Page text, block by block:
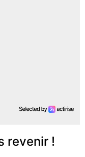
revenir !